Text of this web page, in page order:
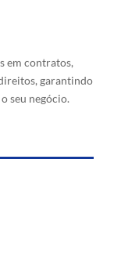
em contratos,
garantindo
seu negócio.
de ativos